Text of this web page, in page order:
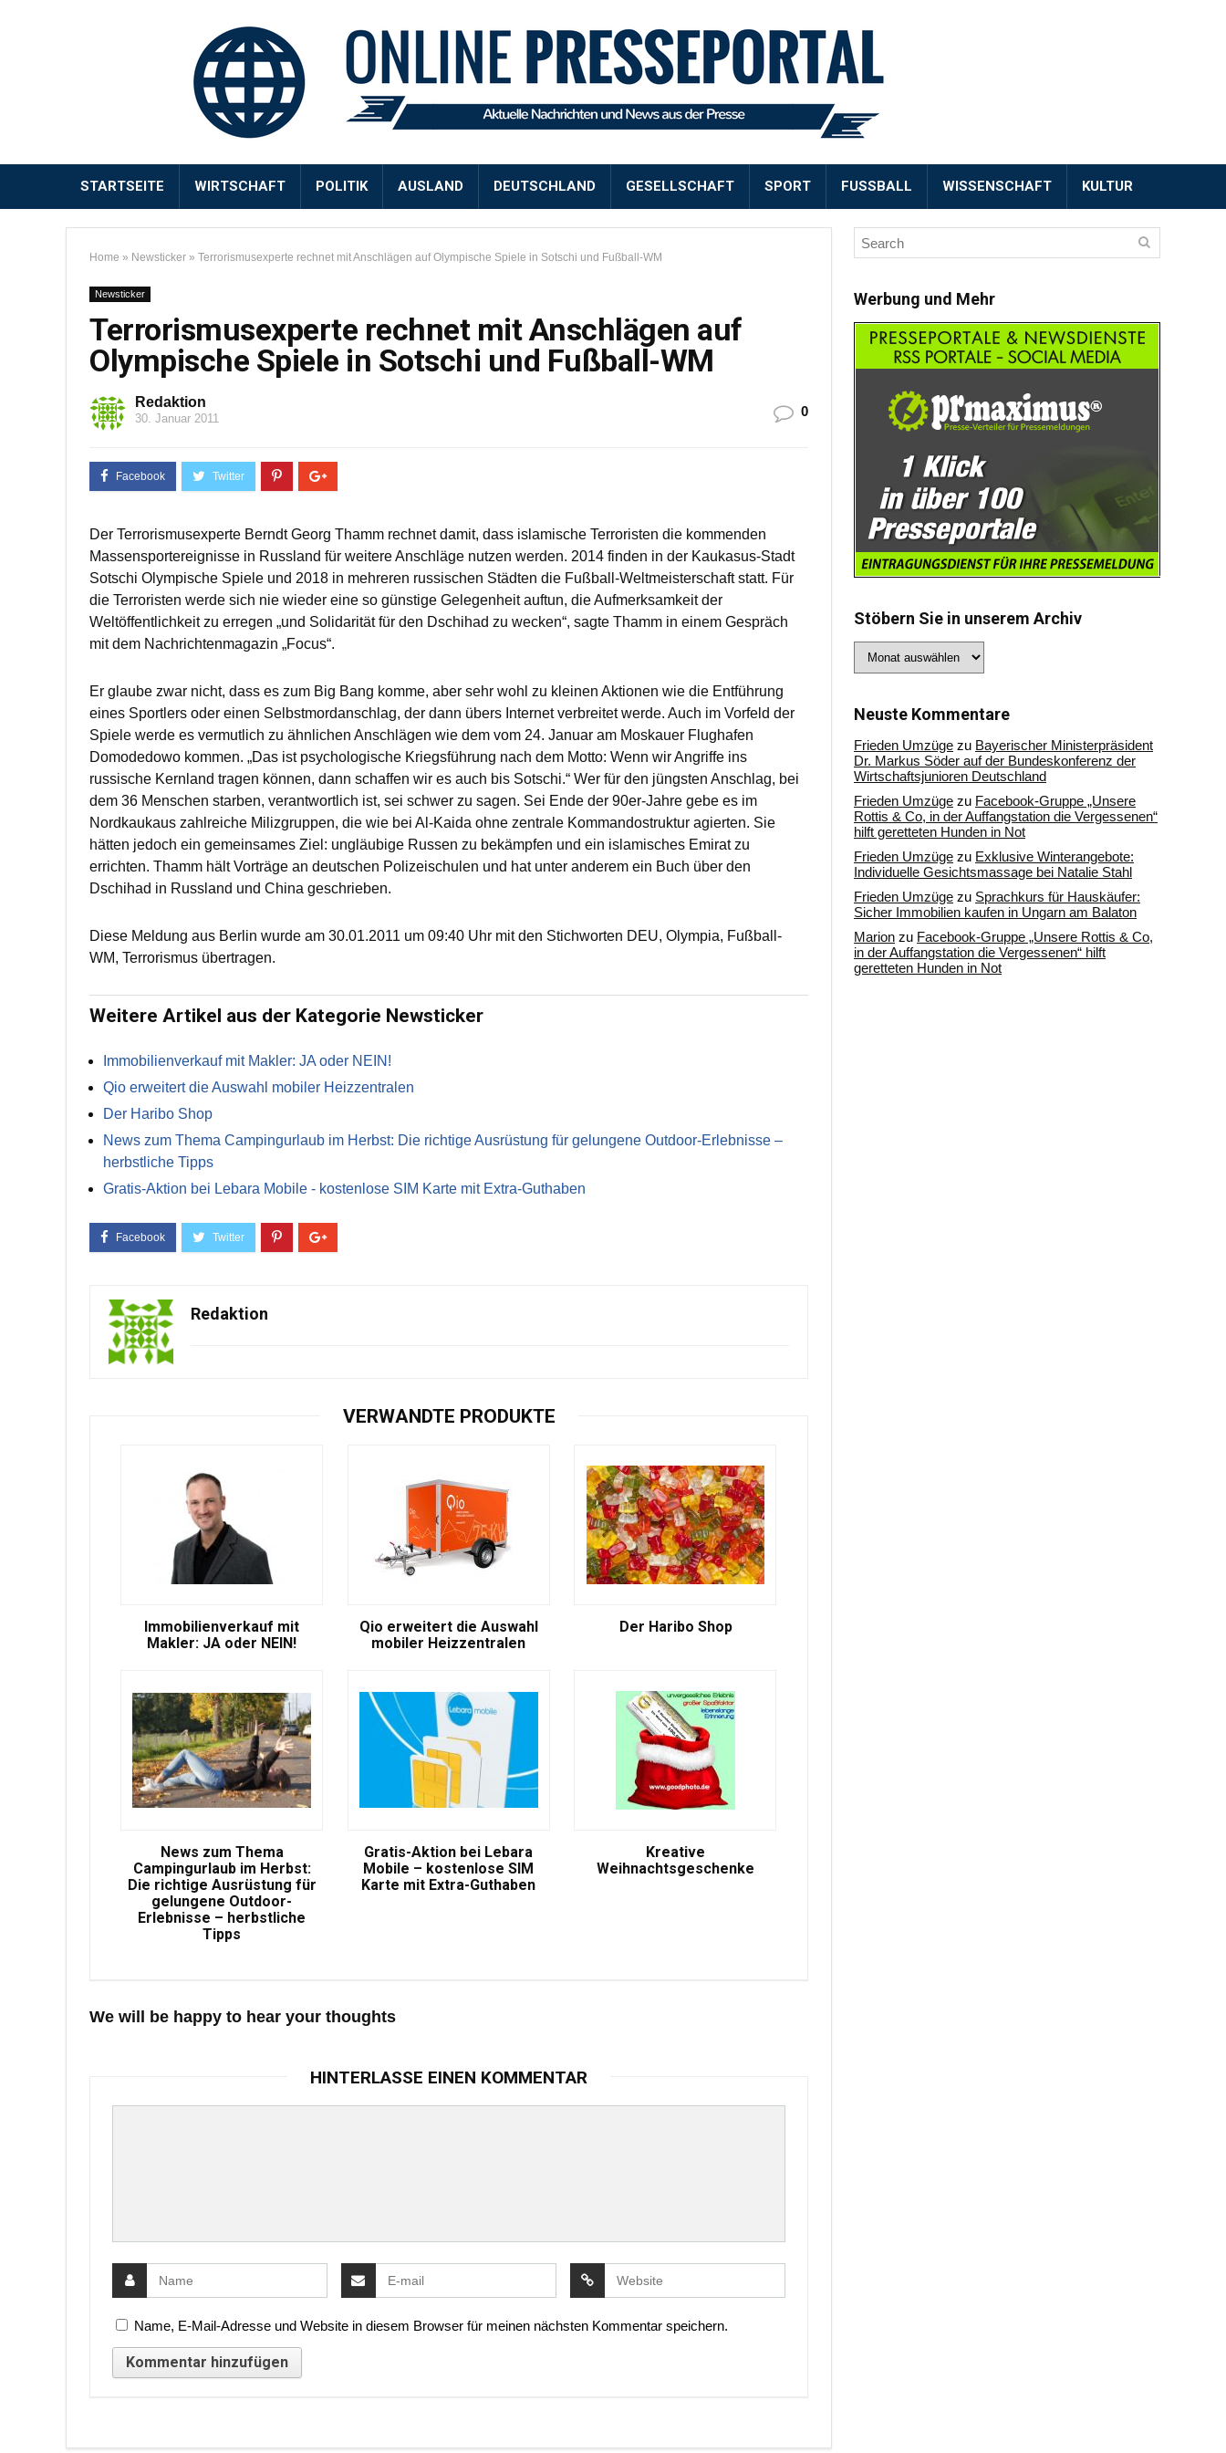
STARTSEITE WIRTSCHAFT POLITIK AUSLAND DEUTSCHLAND GESELLSCHAFT SPORT FUSSBALL WISSENSCHAFT KULTUR
Home » Newsticker » Terrorismusexperte rechnet mit Anschlägen auf Olympische Spiele in Sotschi und Fußball-WM
Newsticker
Terrorismusexperte rechnet mit Anschlägen auf
Olympische Spiele in Sotschi und Fußball-WM
Redaktion
30. Januar 2011 0
Der Terrorismusexperte Berndt Georg Thamm rechnet damit, dass islamische Terroristen die kommenden
Massensportereignisse in Russland für weitere Anschläge nutzen werden. 2014 finden in der Kaukasus-Stadt
Sotschi Olympische Spiele und 2018 in mehreren russischen Städten die Fußball-Weltmeisterschaft statt. Für
die Terroristen werde sich nie wieder eine so günstige Gelegenheit auftun, die Aufmerksamkeit der
Weltöffentlichkeit zu erregen „und Solidarität für den Dschihad zu wecken“, sagte Thamm in einem Gespräch
mit dem Nachrichtenmagazin „Focus“.
Er glaube zwar nicht, dass es zum Big Bang komme, aber sehr wohl zu kleinen Aktionen wie die Entführung
eines Sportlers oder einen Selbstmordanschlag, der dann übers Internet verbreitet werde. Auch im Vorfeld der
Spiele werde es vermutlich zu ähnlichen Anschlägen wie dem vom 24. Januar am Moskauer Flughafen
Domodedowo kommen. „Das ist psychologische Kriegsführung nach dem Motto: Wenn wir Angriffe ins
russische Kernland tragen können, dann schaffen wir es auch bis Sotschi.“ Wer für den jüngsten Anschlag, bei
dem 36 Menschen starben, verantwortlich ist, sei schwer zu sagen. Sei Ende der 90er-Jahre gebe es im
Nordkaukaus zahlreiche Milizgruppen, die wie bei Al-Kaida ohne zentrale Kommandostruktur agierten. Sie
hätten jedoch ein gemeinsames Ziel: ungläubige Russen zu bekämpfen und ein islamisches Emirat zu
errichten. Thamm hält Vorträge an deutschen Polizeischulen und hat unter anderem ein Buch über den
Dschihad in Russland und China geschrieben.
Diese Meldung aus Berlin wurde am 30.01.2011 um 09:40 Uhr mit den Stichworten DEU, Olympia, Fußball-
WM, Terrorismus übertragen.
Weitere Artikel aus der Kategorie Newsticker
Immobilienverkauf mit Makler: JA oder NEIN!
Qio erweitert die Auswahl mobiler Heizzentralen
Der Haribo Shop
News zum Thema Campingurlaub im Herbst: Die richtige Ausrüstung für gelungene Outdoor-Erlebnisse –
herbstliche Tipps
Gratis-Aktion bei Lebara Mobile - kostenlose SIM Karte mit Extra-Guthaben
Redaktion
VERWANDTE PRODUKTE
Immobilienverkauf mit
Makler: JA oder NEIN!
Qio erweitert die Auswahl
mobiler Heizzentralen
Der Haribo Shop
News zum Thema
Campingurlaub im Herbst:
Die richtige Ausrüstung für
gelungene Outdoor-
Erlebnisse – herbstliche
Tipps
Gratis-Aktion bei Lebara
Mobile – kostenlose SIM
Karte mit Extra-Guthaben
Kreative
Weihnachtsgeschenke
We will be happy to hear your thoughts
HINTERLASSE EINEN KOMMENTAR
Name, E-Mail-Adresse und Website in diesem Browser für meinen nächsten Kommentar speichern.
Werbung und Mehr
Stöbern Sie in unserem Archiv
Sie
Archiv
Neuste Kommentare
Frieden Umzüge zu Bayerischer Ministerpräsident
Dr. Markus Söder auf der Bundeskonferenz der
Wirtschaftsjunioren Deutschland
Frieden Umzüge zu Facebook-Gruppe „Unsere
Rottis & Co, in der Auffangstation die Vergessenen“
hilft geretteten Hunden in Not
Frieden Umzüge zu Exklusive Winterangebote:
Individuelle Gesichtsmassage bei Natalie Stahl
Frieden Umzüge zu Sprachkurs für Hauskäufer:
Sicher Immobilien kaufen in Ungarn am Balaton
Marion zu Facebook-Gruppe „Unsere Rottis & Co,
in der Auffangstation die Vergessenen“ hilft
geretteten Hunden in Not